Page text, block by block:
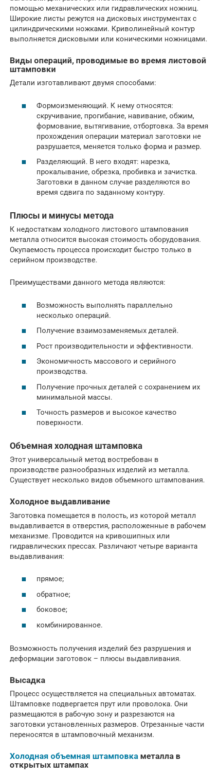
помощью механических или гидравлических ножниц.
Широкие листы режутся на дисковых инструментах с
цилиндрическими ножками. Криволинейный контур
выполняется дисковыми или коническими ножницами.
Виды операций, проводимые во время листовой
штамповки
Детали изготавливают двумя способами:
Формоизменяющий. К нему относятся:
скручивание, прогибание, навивание, обжим,
формование, вытягивание, отбортовка. За время
прохождения операции материал заготовки не
разрушается, меняется только форма и размер.
Разделяющий. В него входят: нарезка,
прокалывание, обрезка, пробивка и зачистка.
Заготовки в данном случае разделяются во
время сдвига по заданному контуру.
Плюсы и минусы метода
К недостаткам холодного листового штампования
металла относится высокая стоимость оборудования.
Окупаемость процесса происходит быстро только в
серийном производстве.
Преимуществами данного метода являются:
Возможность выполнять параллельно
несколько операций.
Получение взаимозаменяемых деталей.
Рост производительности и эффективности.
Экономичность массового и серийного
производства.
Получение прочных деталей с сохранением их
минимальной массы.
Точность размеров и высокое качество
поверхности.
Объемная холодная штамповка
Этот универсальный метод востребован в
производстве разнообразных изделий из металла.
Существует несколько видов объемного штампования.
Холодное выдавливание
Заготовка помещается в полость, из которой металл
выдавливается в отверстия, расположенные в рабочем
механизме. Проводится на кривошипных или
гидравлических прессах. Различают четыре варианта
выдавливания:
прямое;
обратное;
боковое;
комбинированное.
Возможность получения изделий без разрушения и
деформации заготовок – плюсы выдавливания.
Высадка
Процесс осуществляется на специальных автоматах.
Штамповке подвергается прут или проволока. Они
размещаются в рабочую зону и разрезаются на
заготовки установленных размеров. Отрезанные части
переносятся в штамповочный механизм.
Холодная объемная штамповка металла в
открытых штампах